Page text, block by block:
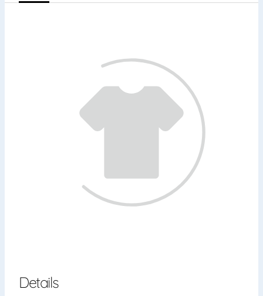
Details